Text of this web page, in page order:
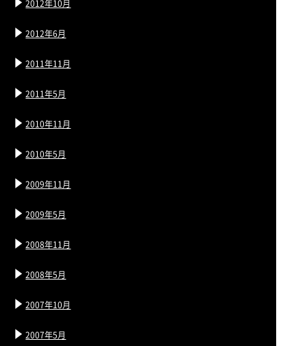
2012年10月
2012年6月
2011年11月
2011年5月
2010年11月
2010年5月
2009年11月
2009年5月
2008年11月
2008年5月
2007年10月
2007年5月